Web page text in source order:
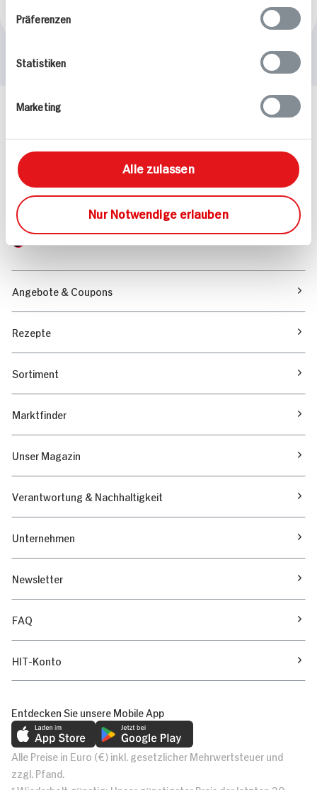
Präferenzen
Statistiken
Marketing
Alle zulassen
Nur Notwendige erlauben
Leicht
Häufig gestellte Fragen
kontakt
hit.de
Wir beantworten gerne Ihre Fragen
(0228) 42967 0
Montag - Donnerstag: 9 bis 16 Uhr
Freitags: 9 bis 13 Uhr
Folgen Sie uns auf TikTok
Angebote & Coupons
Rezepte
Sortiment
Marktfinder
Unser Magazin
Verantwortung & Nachhaltigkeit
Unternehmen
Newsletter
FAQ
HIT-Konto
Entdecken Sie unsere Mobile App
Alle Preise in Euro (€) inkl. gesetzlicher Mehrwertsteuer und
zzgl. Pfand.